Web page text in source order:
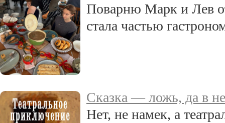
Поварню Марк и Лев
стала частью
Сказка — ложь, да в
Нет, не намек, а